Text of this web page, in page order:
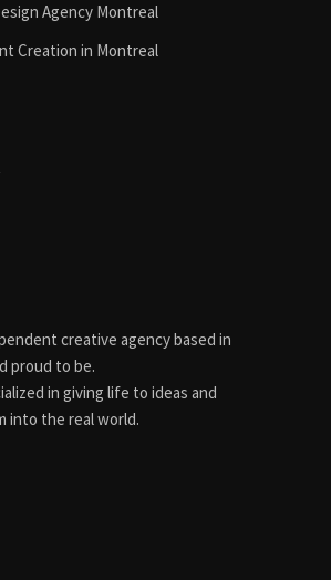
Agency Montreal
Creation in Montreal
creative agency based in
proud to be.
in giving life to ideas and
into the real world.